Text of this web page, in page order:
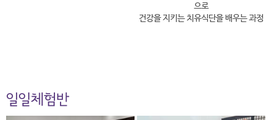
으로
건강을 지키는 치유식단을 배우는 과정
일일체험반